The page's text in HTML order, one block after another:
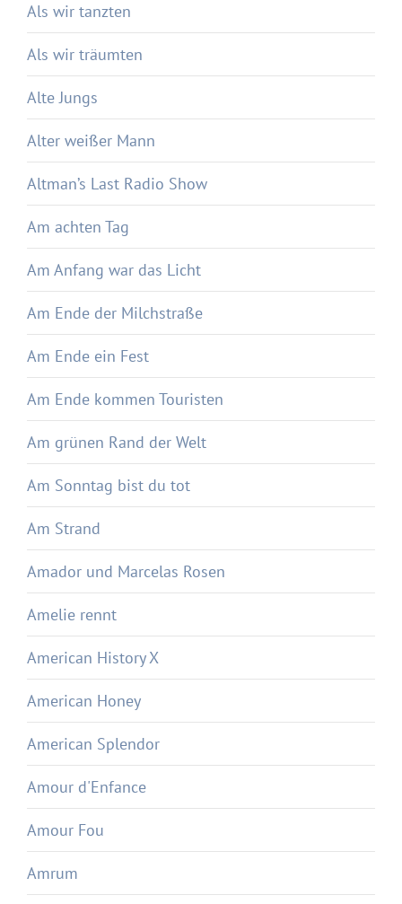
Als wir tanzten
Als wir träumten
Alte Jungs
Alter weißer Mann
Altman’s Last Radio Show
Am achten Tag
Am Anfang war das Licht
Am Ende der Milchstraße
Am Ende ein Fest
Am Ende kommen Touristen
Am grünen Rand der Welt
Am Sonntag bist du tot
Am Strand
Amador und Marcelas Rosen
Amelie rennt
American History X
American Honey
American Splendor
Amour d'Enfance
Amour Fou
Amrum